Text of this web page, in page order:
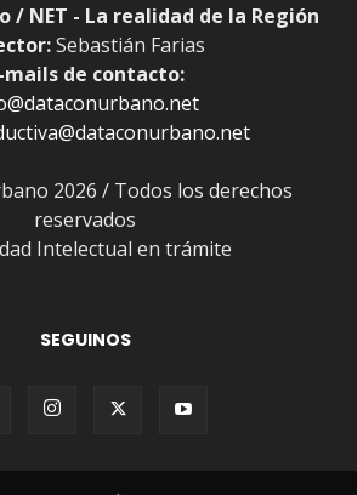
/ NET - La realidad de la Región
Sebastián Farias
mails de contacto:
2026 / Todos los derechos
reservados
Intelectual en trámite
SEGUINOS